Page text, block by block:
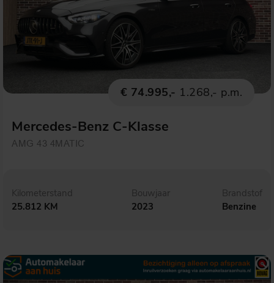
€ 74.995,- 1.268,- p.m.
Mercedes-Benz C-Klasse
AMG 43 4MATIC
Kilometerstand
25.812 KM
Bouwjaar
2023
Brandstof
Benzine